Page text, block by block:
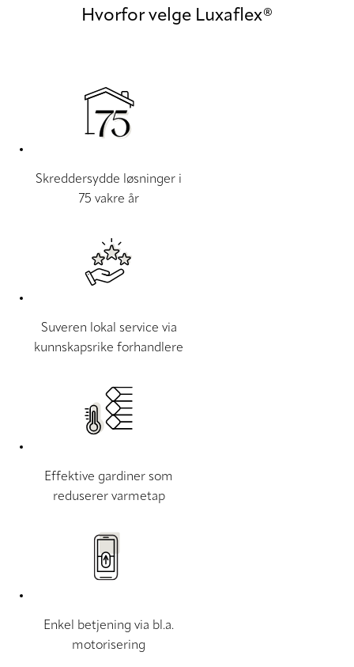
Hvorfor velge Luxaflex®
Skreddersydde løsninger i
75 vakre år
Suveren lokal service via
kunnskapsrike forhandlere
Effektive gardiner som
reduserer varmetap
Enkel betjening via bl.a.
motorisering